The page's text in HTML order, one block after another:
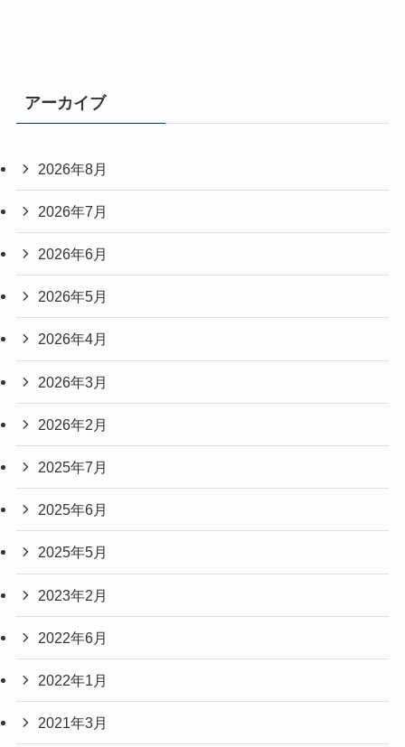
アーカイブ
2026年8月
2026年7月
2026年6月
2026年5月
2026年4月
2026年3月
2026年2月
2025年7月
2025年6月
2025年5月
2023年2月
2022年6月
2022年1月
2021年3月